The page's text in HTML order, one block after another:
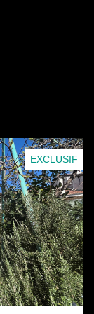
EXCLUSIF